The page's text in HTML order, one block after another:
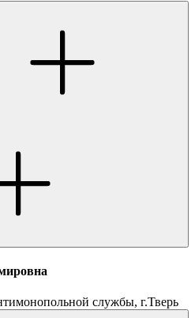
службы, г.Тверь